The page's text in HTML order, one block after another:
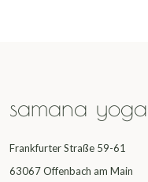
samana yoga
Frankfurter Straße 59-61
63067 Offenbach am Main